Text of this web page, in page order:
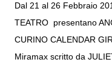
Dal 21 al 26 Febbraio
TEATRO presentano
CURINO CALENDAR
Miramax scritto da